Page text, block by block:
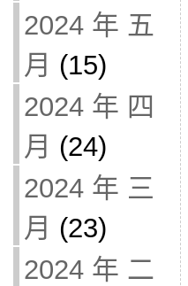
2024 年 五
月 (15)
2024 年 四
月 (24)
2024 年 三
月 (23)
2024 年 二